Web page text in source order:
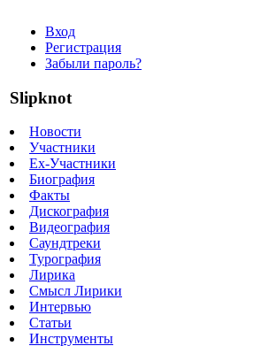
Вход
Регистрация
Забыли пароль?
Slipknot
Новости
Участники
Ex-Участники
Биография
Факты
Дискография
Видеография
Саундтреки
Турография
Лирика
Смысл Лирики
Интервью
Статьи
Инструменты